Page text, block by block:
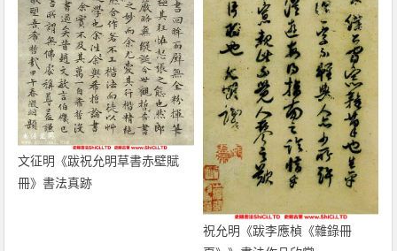
文征明《跋祝允明草書赤壁賦
冊》書法真跡
祝允明《跋李應楨《雜錄冊